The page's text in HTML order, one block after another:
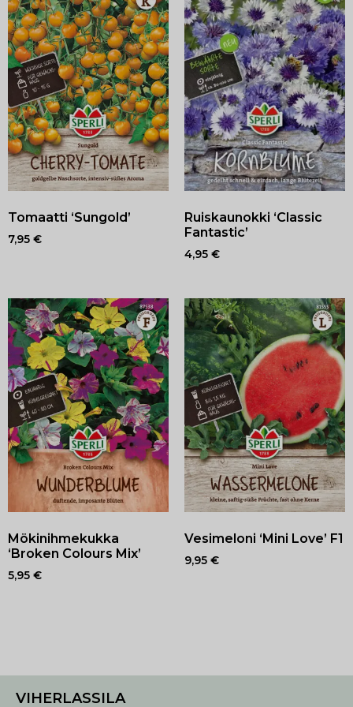
Tomaatti ‘Sungold’
7,95 €
Ruiskaunokki ‘Classic
Fantastic’
4,95 €
Mökinihmekukka
‘Broken Colours Mix’
5,95 €
Vesimeloni ‘Mini Love’ F1
9,95 €
VIHERLASSILA